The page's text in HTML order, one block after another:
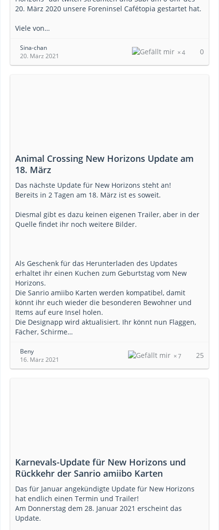
20. März 2020 unsere Foreninsel Cafétopia gestartet hat.
Viele von…
Sina-chan
20. März 2021
4 0
Animal Crossing New Horizons Update am
18. März
Das nächste Update für New Horizons steht an!
Bereits in 2 Tagen am 18. März ist es soweit.
Diesmal gibt es dazu keinen eigenen Trailer, aber in der
Quelle findet ihr noch weitere Bilder.
Als Geschenk für das Herunterladen des Updates
erhaltet ihr einen Kuchen zum Geburtstag vom New
Horizons.
Die Sanrio amiibo Karten werden kompatibel, damit
könnt ihr euch wieder die besonderen Bewohner und
Items auf eure Insel holen.
Die Designapp wird aktualisiert. Ihr könnt nun Flaggen,
Fächer, Schirme…
Beny
16. März 2021
7 25
Karnevals-Update für New Horizons und
Rückkehr der Sanrio amiibo Karten
Das für Januar angekündigte Update für New Horizons
hat endlich einen Termin und Trailer!
Am Donnerstag dem 28. Januar 2021 erscheint das
Update.